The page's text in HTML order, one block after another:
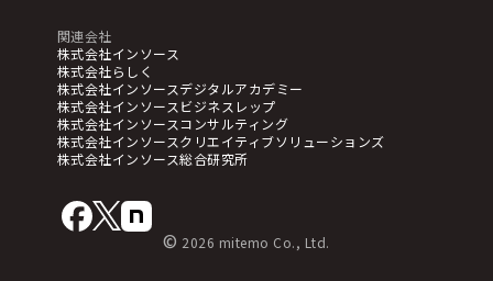
関連会社
株式会社インソース
株式会社らしく
株式会社インソースデジタルアカデミー
株式会社インソースビジネスレップ
株式会社インソースコンサルティング
株式会社インソースクリエイティブソリューションズ
株式会社インソース総合研究所
© 2026 mitemo Co., Ltd.